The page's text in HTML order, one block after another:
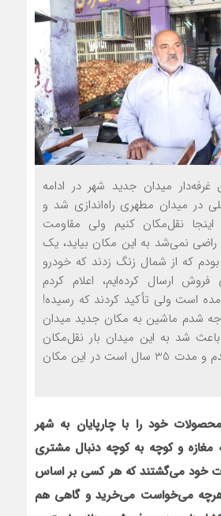
غرفه‌دار میدان جدید شهر در ادامه
در میدان مطهری راه‌اندازی شد و
اینجا نقل‌مکان کنیم ولی مقاومت
نمی‌شد به این مکان بیاید، یک
که از شمال زنگ زدند که خودرو
ارسال کرده‌ایم، اعلام کردم
است ولی تأکید کردند که رسیده!
شدم ماشین به مکان جدید میدان
باعث شد به این میدان بار نقل‌مکان
کنم و همان روز آمدم و مدت 35 سال است در این مکان
خود را با چارپایان به شهر
مغازه و کوچه به کوچه دنبال مشتری
خود می‌گشتند که هر کسی بر اساس
می‌خواست می‌خرید و گاهی هم